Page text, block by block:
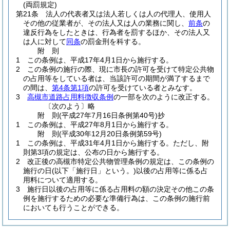
(両罰規定)
第21条
法人の代表者又は法人若しくは人の代理人、使用人
その他の従業者が、その法人又は人の業務に関し、 前条の
違反行為をしたときは、行為者を罰するほか、その法人又
は人に対して同条の罰金刑を科する。
附 則
1
この条例は、平成17年4月1日から施行する。
2
この条例の施行の際、現に市長の許可を受けて特定公共物
の占用等をしている者は、当該許可の期間が満了するまで
の間は、 第4条第1項の許可を受けている者とみなす。
3
高槻市道路占用料徴収条例の一部を次のように改正する。
〔次のよう〕略
附 則(平成27年7月16日条例第40号)抄
1
この条例は、平成27年8月1日から施行する。
附 則(平成30年12月20日条例第59号)
1
この条例は、平成31年4月1日から施行する。 ただし、附
則第3項の規定は、公布の日から施行する。
2
改正後の高槻市特定公共物管理条例の規定は、この条例の
施行の日(以下「施行日」という。)以後の占用等に係る占
用料について適用する。
3
施行日以後の占用等に係る占用料の額の決定その他この条
例を施行するための必要な準備行為は、この条例の施行前
においても行うことができる。